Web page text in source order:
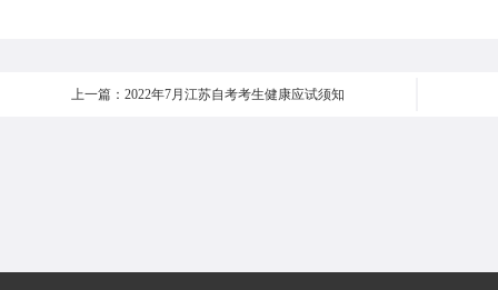
上一篇：2022年7月江苏自考考生健康应试须知